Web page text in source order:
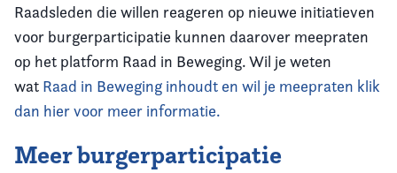
Raadsleden die willen reageren op nieuwe initiatieven
voor burgerparticipatie kunnen daarover meepraten
op het platform Raad in Beweging. Wil je weten
wat Raad in Beweging inhoudt en wil je meepraten klik
dan hier voor meer informatie.
Meer burgerparticipatie